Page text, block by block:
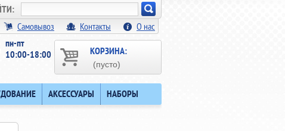
Искать!
Самовывоз Контакты О нас
КОРЗИНА:
(пусто)
пн-пт
10:00-18:00
АКСЕССУАРЫ НАБОРЫ